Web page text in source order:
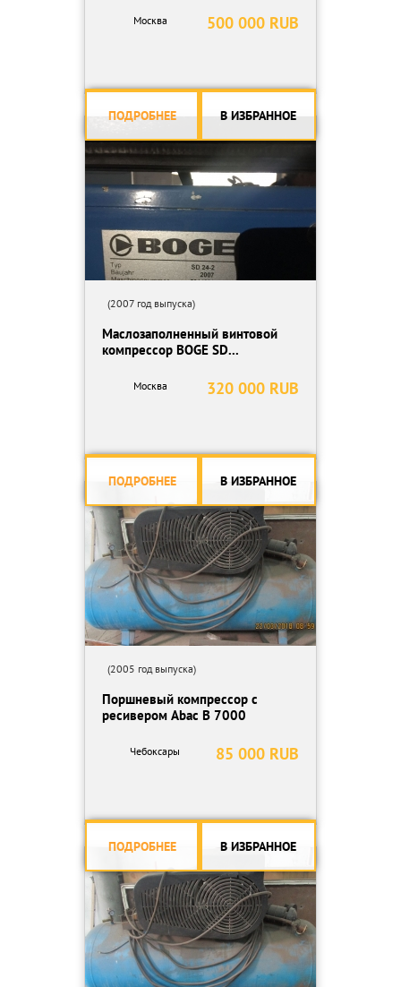
500 000 RUB
Москва
ПОДРОБНЕЕ В ИЗБРАННОЕ
(2007 год выпуска)
Маслозаполненный винтовой
компрессор BOGE SD...
320 000 RUB
Москва
ПОДРОБНЕЕ В ИЗБРАННОЕ
(2005 год выпуска)
Поршневый компрессор с
ресивером Abac B 7000
85 000 RUB
Чебоксары
ПОДРОБНЕЕ В ИЗБРАННОЕ